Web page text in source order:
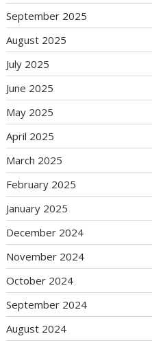
September 2025
August 2025
July 2025
June 2025
May 2025
April 2025
March 2025
February 2025
January 2025
December 2024
November 2024
October 2024
September 2024
August 2024